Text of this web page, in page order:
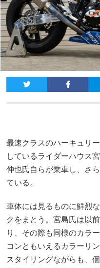
最速クラスのハーキュリ
しているライダーハウス
伸也氏自らが乗車し、さ
ている。
車体には見るものに鮮烈
クをまとう。宮島氏は以
り、その際も同様のカラ
コンともいえるカラーリ
スタイリングながらも、